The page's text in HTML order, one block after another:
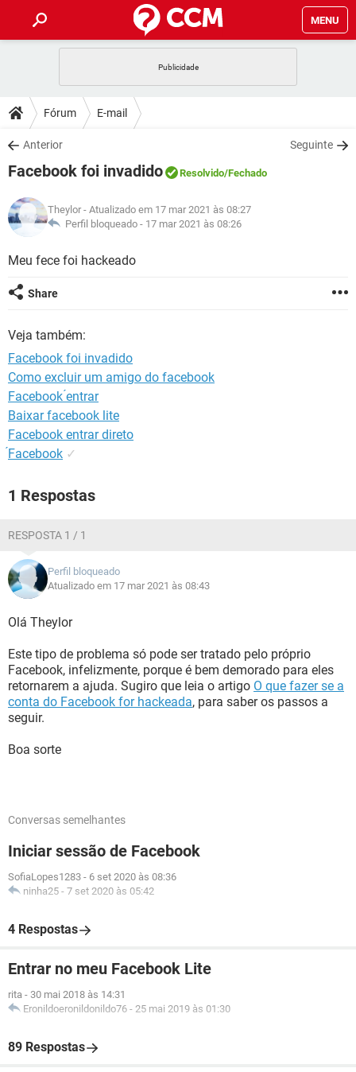
MENU
CELULAR
OUTLOOK
INSTAGRAM GMAIL
GUIA DE COMPRAS
DICAS
JOGOS
INSTAGRAM GMAIL
GUIA DE COMPRAS
DOWNLOADS
JOGOS WHATSAPP
CELULAR
OUTLOOK EXCEL
INSTAGRAM
JOGOS WHATSAPP
CELULAR
OUTLOOK
INSTAGRAM
GLOSSÁRIO
JOGOS
INSTAGRAM
GUIA DE COMPRAS
Fórum E-mail
Anterior Seguinte
Facebook foi invadido Resolvido/Fechado
Theylor - Atualizado em 17 mar 2021 às 08:27
Perfil bloqueado - 17 mar 2021 às 08:26
Meu fece foi hackeado
Share
Veja também:
Facebook foi invadido
Como excluir um amigo do facebook
Facebook ́entrar
Baixar facebook lite
Facebook entrar direto
́Facebook ✓
1 Respostas
RESPOSTA 1 / 1
Perfil bloqueado
Atualizado em 17 mar 2021 às 08:43
Olá Theylor
Este tipo de problema só pode ser tratado pelo próprio
Facebook, infelizmente, porque é bem demorado para eles
retornarem a ajuda. Sugiro que leia o artigo O que fazer se a
conta do Facebook for hackeada, para saber os passos a
seguir.
Boa sorte
Conversas semelhantes
Iniciar sessão de Facebook
SofiaLopes1283 - 6 set 2020 às 08:36
ninha25 - 7 set 2020 às 05:42
4 Respostas
Entrar no meu Facebook Lite
rita - 30 mai 2018 às 14:31
Eronildoeronildonildo76 - 25 mai 2019 às 01:30
89 Respostas